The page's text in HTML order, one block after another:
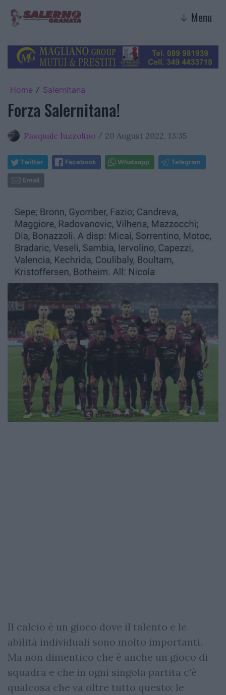
↓ Menu
Home / Salernitana
Forza Salernitana!
Pasquale Iuzzolino / 20 August 2022, 13:35
Twitter Facebook Whatsapp Telegram
Email
Il calcio è un gioco dove il talento e le
abilità individuali sono molto importanti.
Ma non dimentico che è anche un gioco di
squadra e che in ogni singola partita c'è
qualcosa che va oltre tutto questo: le